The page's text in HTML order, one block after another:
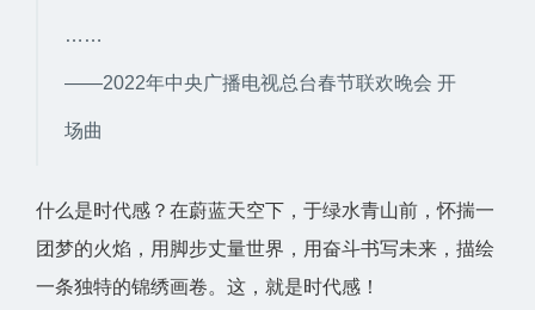
……
——2022年中央广播电视总台春节联欢晚会 开
场曲
什么是时代感？在蔚蓝天空下，于绿水青山前，怀揣一
团梦的火焰，用脚步丈量世界，用奋斗书写未来，描绘
一条独特的锦绣画卷。这，就是时代感！